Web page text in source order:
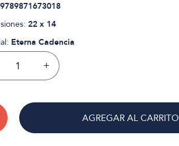
9789871673018
22 x 14
Eterna Cadencia
+
AGREGAR AL CARRITO